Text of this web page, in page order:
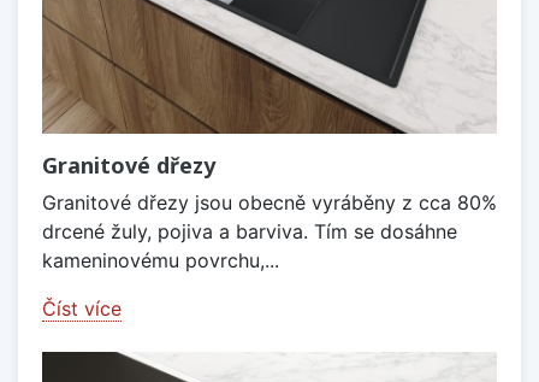
Granitové dřezy
Granitové dřezy jsou obecně vyráběny z cca 80%
drcené žuly, pojiva a barviva. Tím se dosáhne
kameninovému povrchu,...
Číst více